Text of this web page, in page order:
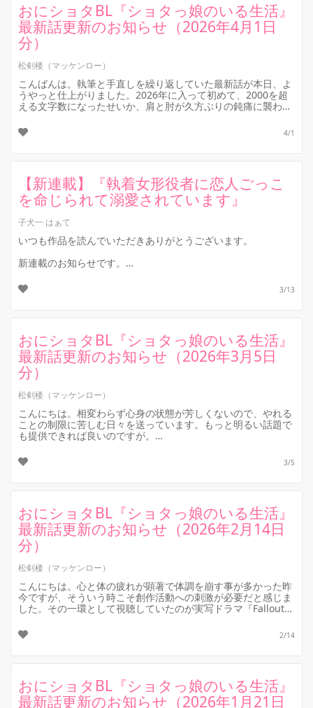
おにショタBL『ショタっ娘のいる生活』
最新話更新のお知らせ（2026年4月1日
分）
松剣楼（マッケンロー）
こんばんは。執筆と手直しを繰り返していた最新話が本日、よ
うやっと仕上がりました。2026年に入って初めて、2000を超
える文字数になったせいか、肩と肘が久方ぶりの鈍痛に襲われ
4/1
【新連載】『執着女形役者に恋人ごっこ
を命じられて溺愛されています』
子犬一 はぁて
いつも作品を読んでいただきありがとうございます。
新連載のお知らせです。
本日 22:00 頃 ◇連載開始◇完結まで毎日 22:00 頃更新予定3/13
おにショタBL『ショタっ娘のいる生活』
最新話更新のお知らせ（2026年3月5日
分）
松剣楼（マッケンロー）
こんにちは。相変わらず心身の状態が芳しくないので、やれる
ことの制限に苦しむ日々を送っています。もっと明るい話題で
も提供できれば良いのですが。
3/5
おにショタBL『ショタっ娘のいる生活』
最新話更新のお知らせ（2026年2月14日
分）
松剣楼（マッケンロー）
こんにちは。心と体の疲れが顕著で体調を崩す事が多かった昨
今ですが、そういう時こそ創作活動への刺激が必要だと感じま
した。その一環として視聴していたのが実写ドラマ『Fallout』
2/14
おにショタBL『ショタっ娘のいる生活』
最新話更新のお知らせ（2026年1月21日